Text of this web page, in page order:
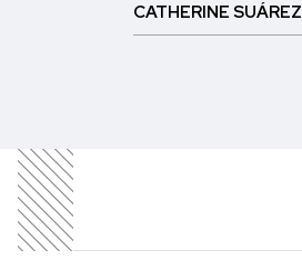
CATHERINE SUÁREZ